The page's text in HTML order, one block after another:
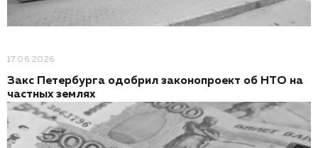
17.06.2026
Закс Петербурга одобрил законопроект об НТО на
частных землях